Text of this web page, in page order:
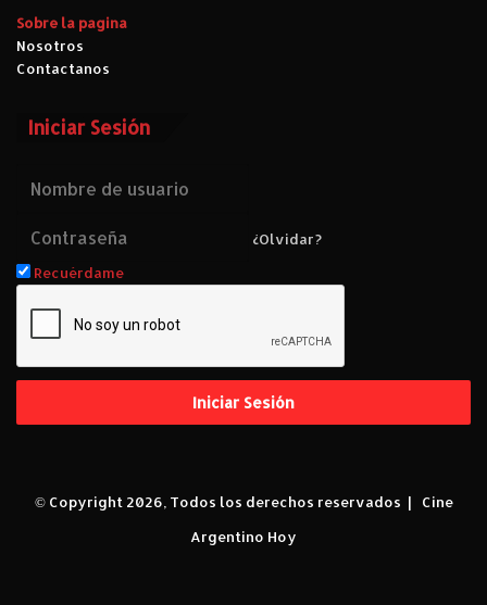
Sobre la pagina
Nosotros
Contactanos
Iniciar Sesión
¿Olvidar?
Recuérdame
Iniciar Sesión
© Copyright 2026, Todos los derechos reservados |
Cine
Argentino Hoy